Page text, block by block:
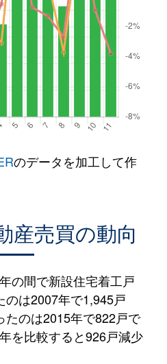
のデータを加工して作
産売買の動向
の間で新設住宅着工戸
は2007年で1,945戸
たのは2015年で822戸で
を比較すると926戸減少